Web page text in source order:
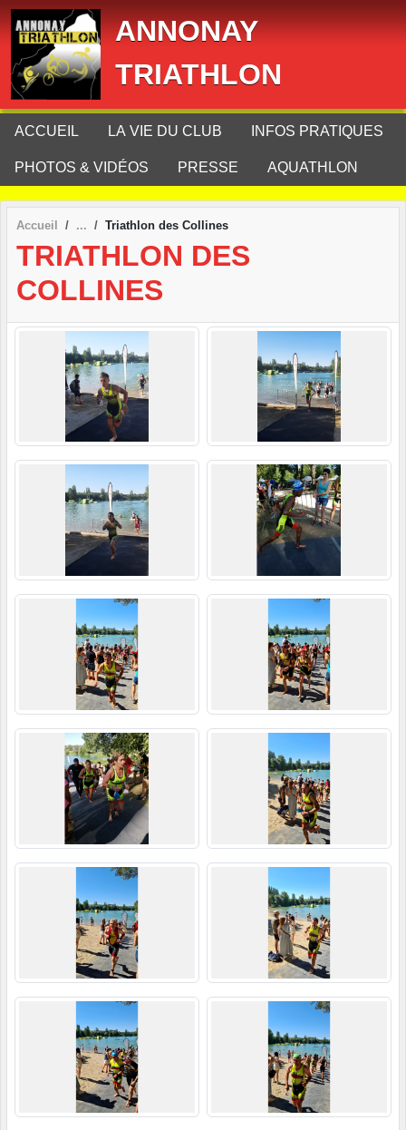
ANNONAY
TRIATHLON
ACCUEIL LA VIE DU CLUB INFOS PRATIQUES
PHOTOS & VIDÉOS PRESSE AQUATHLON
Accueil Triathlon des Collines
TRIATHLON DES
COLLINES
Panneau de gestion des cookies